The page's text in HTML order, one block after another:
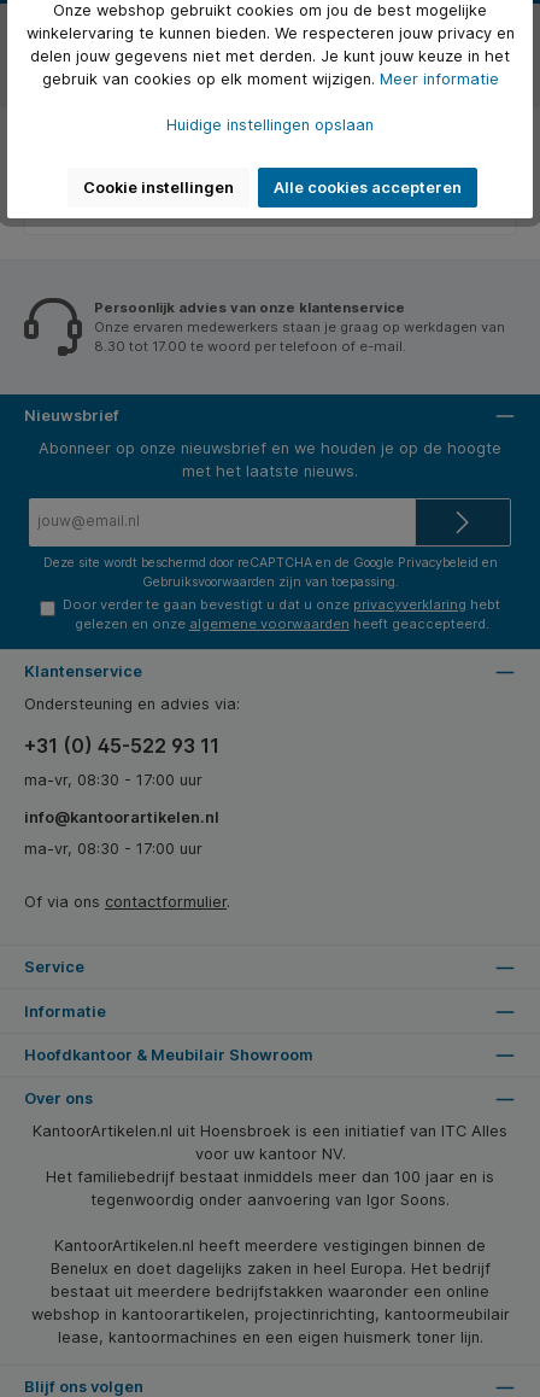
Over het merk
Beoordelingen
Persoonlijk advies van onze klantenservice
Onze ervaren medewerkers staan je graag op werkdagen van
8.30 tot 17.00 te woord per telefoon of e-mail.
Nieuwsbrief
Abonneer op onze nieuwsbrief en we houden je op de hoogte
met het laatste nieuws.
Deze site wordt beschermd door reCAPTCHA en de Google Privacybeleid en
Gebruiksvoorwaarden zijn van toepassing.
Door verder te gaan bevestigt u dat u onze privacyverklaring hebt
gelezen en onze algemene voorwaarden heeft geaccepteerd.
Klantenservice
Ondersteuning en advies via:
+31 (0) 45-522 93 11
ma-vr, 08:30 - 17:00 uur
info@kantoorartikelen.nl
ma-vr, 08:30 - 17:00 uur
Of via ons contactformulier.
Service
Informatie
Hoofdkantoor & Meubilair Showroom
Over ons
KantoorArtikelen.nl uit Hoensbroek is een initiatief van ITC Alles
voor uw kantoor NV.
Het familiebedrijf bestaat inmiddels meer dan 100 jaar en is
tegenwoordig onder aanvoering van Igor Soons.
KantoorArtikelen.nl heeft meerdere vestigingen binnen de
Benelux en doet dagelijks zaken in heel Europa. Het bedrijf
bestaat uit meerdere bedrijfstakken waaronder een online
webshop in kantoorartikelen, projectinrichting, kantoormeubilair
lease, kantoormachines en een eigen huismerk toner lijn.
Blijf ons volgen
Onze webshop gebruikt cookies om jou de best mogelijke
winkelervaring te kunnen bieden. We respecteren jouw privacy en
delen jouw gegevens niet met derden. Je kunt jouw keuze in het
gebruik van cookies op elk moment wijzigen. Meer informatie
Huidige instellingen opslaan
Cookie instellingen Alle cookies accepteren